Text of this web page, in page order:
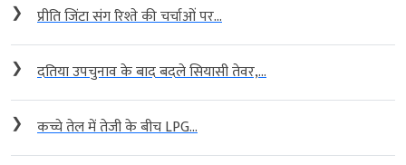
❯ प्रीति जिंटा संग रिश्ते की चर्चाओं पर...
❯ दतिया उपचुनाव के बाद बदले सियासी तेवर,...
❯ कच्चे तेल में तेजी के बीच LPG...